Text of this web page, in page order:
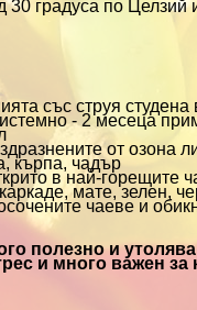
30 градуса по Целзий
със струя
- 2 месеца
от озона
кърпа, чадър
в най-горещите
мате, зелен,
чаеве и
полезно и
и много важен